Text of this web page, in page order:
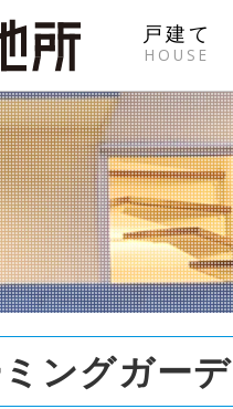
戸建て
HOUSE
ミングガー